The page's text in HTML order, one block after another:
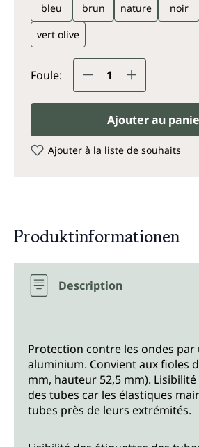
bleu brun nature noir
vert olive
Foule: Quantité de
Ajouter au
Ajouter à la liste de souhaits
Produktinformationen
Description
Protection contre les ondes par
aluminium. Convient aux fioles
mm, hauteur 52,5 mm).
des tubes car les élastiques
tubes près de leurs extrémités.